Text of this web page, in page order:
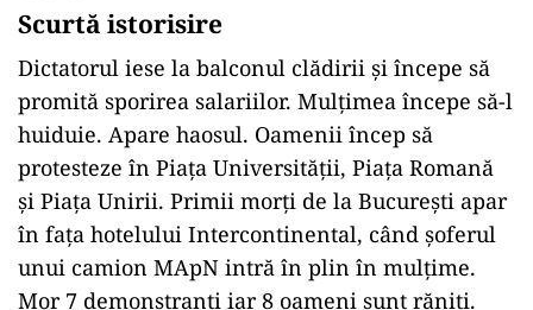
Scurtă istorisire
Dictatorul iese la balconul clădirii și începe să
promită sporirea salariilor. Mulțimea începe să-l
huiduie. Apare haosul. Oamenii încep să
protesteze în Piața Universității, Piața Romană
și Piața Unirii. Primii morți de la București apar
în fața hotelului Intercontinental, când șoferul
unui camion MApN intră în plin în mulțime.
Mor 7 demonstranți iar 8 oameni sunt răniți.